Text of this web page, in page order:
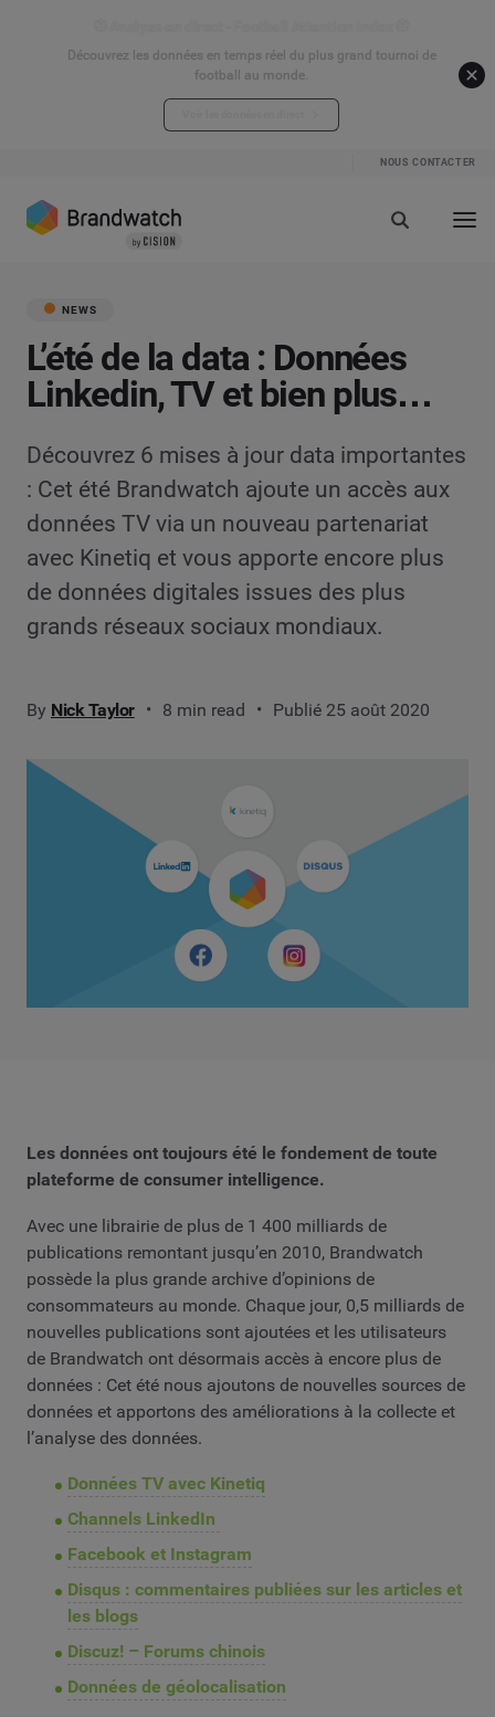
Découvrez les données en temps réel du plus grand tournoi de
football au monde.
NOUS CONTACTER
NEWS
L’été de la data : Données
Linkedin, TV et bien plus…
Découvrez 6 mises à jour data importantes
: Cet été Brandwatch ajoute un accès aux
données TV via un nouveau partenariat
avec Kinetiq et vous apporte encore plus
de données digitales issues des plus
grands réseaux sociaux mondiaux.
By Nick Taylor 8 min read Publié 25 août 2020
Les données ont toujours été le fondement de toute
plateforme de consumer intelligence.
Avec une librairie de plus de 1 400 milliards de
publications remontant jusqu’en 2010, Brandwatch
possède la plus grande archive d’opinions de
consommateurs au monde. Chaque jour, 0,5 milliards de
nouvelles publications sont ajoutées et les utilisateurs
de Brandwatch ont désormais accès à encore plus de
données : Cet été nous ajoutons de nouvelles sources de
données et apportons des améliorations à la collecte et
l’analyse des données.
Données TV avec Kinetiq
Channels LinkedIn
Facebook et Instagram
Disqus : commentaires publiées sur les articles et
les blogs
Discuz! – Forums chinois
Données de géolocalisation